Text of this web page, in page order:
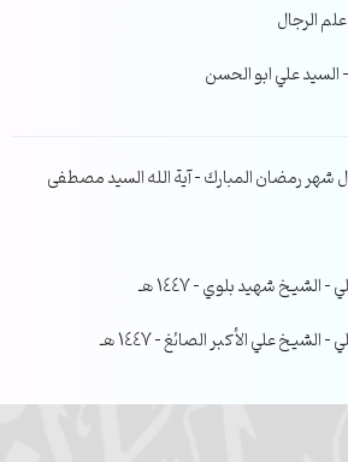
الرجال
السيد علي ابو الحسن
شهر رمضان المبارك – آية الله السيد مصطفى
شهيد بلوي – 1447 هـ
علي الأكبر الصائغ – 1447 هـ